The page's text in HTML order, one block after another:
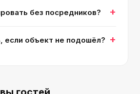
без посредников? +
если объект не подошёл? +